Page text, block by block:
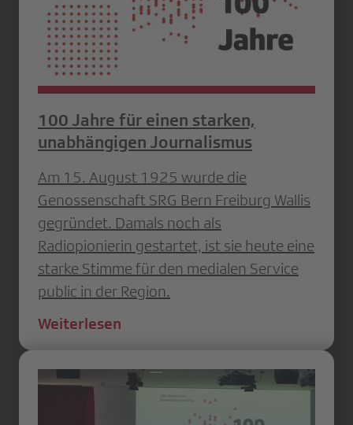
100 Jahre für einen starken,
unabhängigen Journalismus
Am 15. August 1925 wurde die
Genossenschaft SRG Bern Freiburg Wallis
gegründet. Damals noch als
Radiopionierin gestartet, ist sie heute eine
starke Stimme für den medialen Service
public in der Region.
Weiterlesen